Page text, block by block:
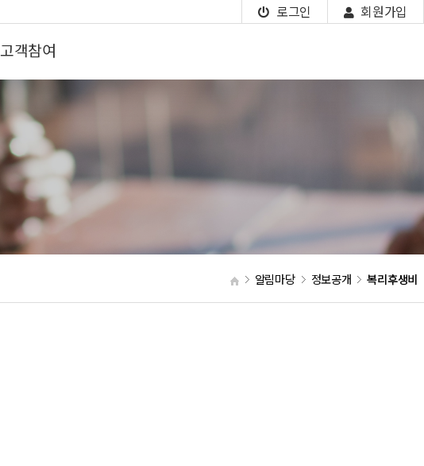
로그인 회원가입
고객참여
알림마당 정보공개 복리후생비